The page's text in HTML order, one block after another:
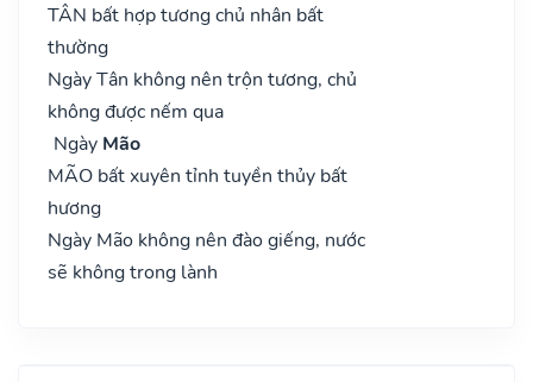
TÂN bất hợp tương chủ nhân bất
thường
Ngày Tân không nên trộn tương, chủ
không được nếm qua
Ngày Mão
MÃO bất xuyên tỉnh tuyền thủy bất
hương
Ngày Mão không nên đào giếng, nước
sẽ không trong lành